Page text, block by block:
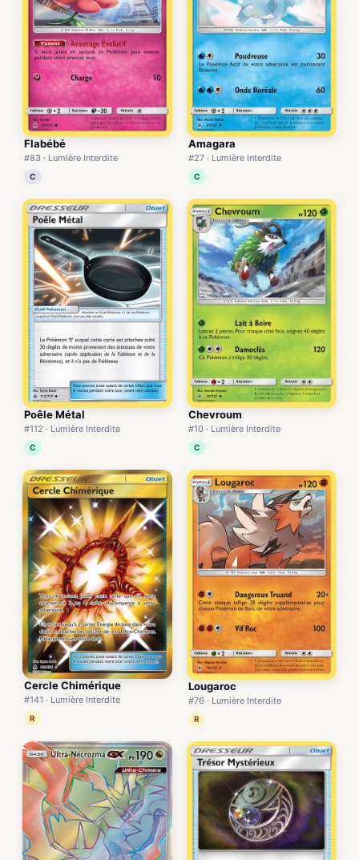
Flabébé
#83 · Lumière Interdite
C
Amagara
#27 · Lumière Interdite
C
Poêle Métal
#112 · Lumière Interdite
C
Chevroum
#10 · Lumière Interdite
C
Cercle Chimérique
#141 · Lumière Interdite
R
Lougaroc
#76 · Lumière Interdite
R